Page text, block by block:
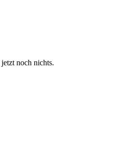
noch nichts.